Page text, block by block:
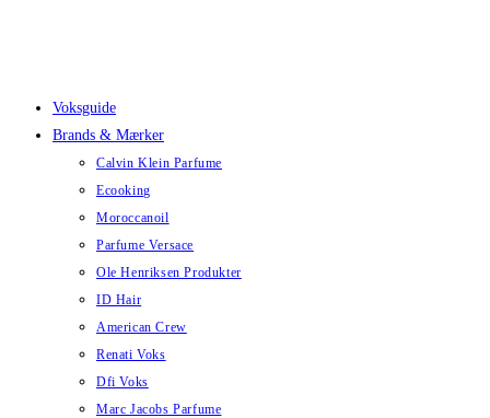
Voksguide
Brands & Mærker
Calvin Klein Parfume
Ecooking
Moroccanoil
Parfume Versace
Ole Henriksen Produkter
ID Hair
American Crew
Renati Voks
Dfi Voks
Marc Jacobs Parfume